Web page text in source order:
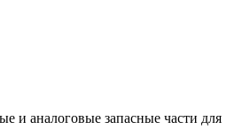
и аналоговые запасные части для